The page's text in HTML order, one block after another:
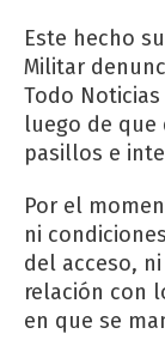
Este hecho
Militar
Todo
luego de que
pasillos e
Por el
ni
del acceso,
relación con
en que se